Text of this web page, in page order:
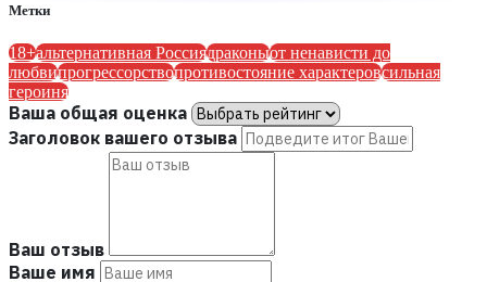
Метки
18+альтернативная Россиядраконыот ненависти до
любвипрогрессорствопротивостояние характеровсильная
героиня
Ваша общая оценка
Заголовок вашего отзыва
Ваш отзыв
Ваше имя